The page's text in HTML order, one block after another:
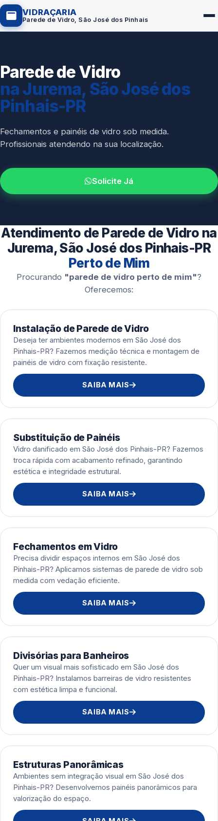
VIDRAÇARIA
Parede de Vidro, São José dos Pinhais
Box de Vidro
Portas em Vidro
Guarda-Corpo
Espelho Sob Medida
Fachada de Vidro
Esquadrias de Alumínio
Parede de Vidro
na Jurema, São José dos
Pinhais-PR
Fechamentos e painéis de vidro sob medida.
Profissionais atendendo na sua localização.
Solicite Já
Atendimento de Parede de Vidro na
Jurema, São José dos Pinhais-PR
Perto de Mim
Procurando "parede de vidro perto de mim"?
Oferecemos:
Instalação de Parede de Vidro
Deseja ter ambientes modernos em São José dos
Pinhais-PR? Fazemos medição técnica e montagem de
painéis de vidro com fixação resistente.
SAIBA MAIS
Substituição de Painéis
Vidro danificado em São José dos Pinhais-PR? Fazemos
troca rápida com acabamento refinado, garantindo
estética e integridade estrutural.
SAIBA MAIS
Fechamentos em Vidro
Precisa dividir espaços internos em São José dos
Pinhais-PR? Aplicamos sistemas de parede de vidro sob
medida com vedação eficiente.
SAIBA MAIS
Divisórias para Banheiros
Quer um visual mais sofisticado em São José dos
Pinhais-PR? Instalamos barreiras de vidro resistentes
com estética limpa e funcional.
SAIBA MAIS
Estruturas Panorâmicas
Ambientes sem integração visual em São José dos
Pinhais-PR? Desenvolvemos painéis panorâmicos para
valorização do espaço.